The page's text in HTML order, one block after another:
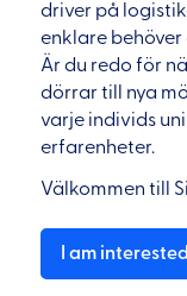
driver på
enklare behöver
Är du redo för
dörrar till nya
varje individs
erfarenheter.
Välkommen till
I am interested